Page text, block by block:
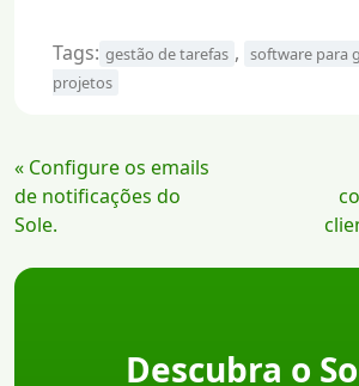
Tags: gestão de tarefas , software para
projetos
Continue
Lendo
« Configure os emails
de notificações do
Sole.
Descubra o